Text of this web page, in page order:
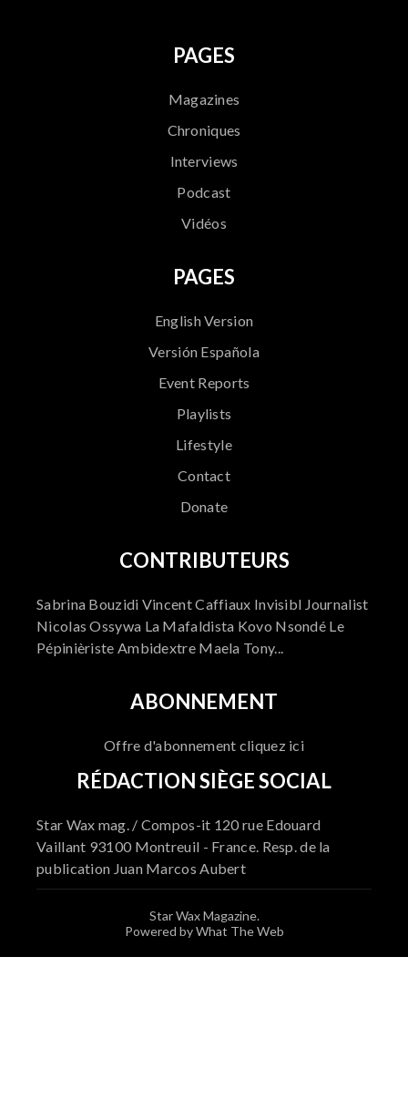
PAGES
Magazines
Chroniques
Interviews
Podcast
Vidéos
PAGES
English Version
Versión Española
Event Reports
Playlists
Lifestyle
Contact
Donate
CONTRIBUTEURS
Sabrina Bouzidi Vincent Caffiaux Invisibl Journalist
Nicolas Ossywa La Mafaldista Kovo Nsondé Le
Pépinièriste Ambidextre Maela Tony...
ABONNEMENT
Offre d'abonnement cliquez ici
RÉDACTION SIÈGE SOCIAL
Star Wax mag. / Compos-it 120 rue Edouard
Vaillant 93100 Montreuil - France. Resp. de la
publication Juan Marcos Aubert
Star Wax Magazine.
Powered by What The Web